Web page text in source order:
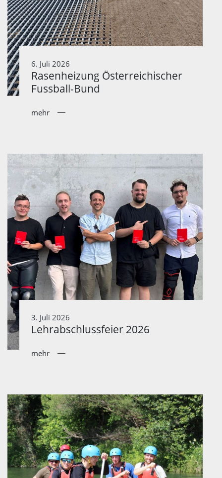
6. Juli 2026
Rasenheizung Österreichischer
Fussball-Bund
mehr
3. Juli 2026
Lehrabschlussfeier 2026
mehr